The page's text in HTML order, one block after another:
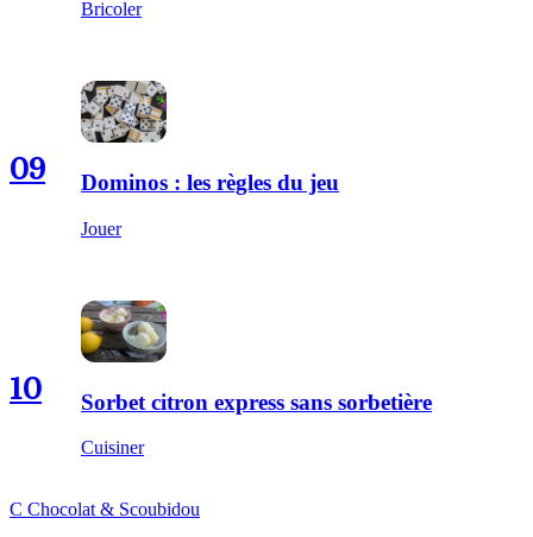
Bricoler
09 Dominos : les règles du jeu
Jouer
10 Sorbet citron express sans sorbetière
Cuisiner
C Chocolat & Scoubidou